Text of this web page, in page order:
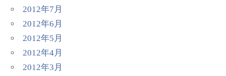
2012年7月
2012年6月
2012年5月
2012年4月
2012年3月